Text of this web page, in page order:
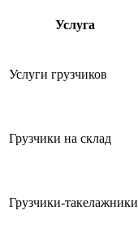
Услуга
Услуги грузчиков
Грузчики на склад
Грузчики-такелажники